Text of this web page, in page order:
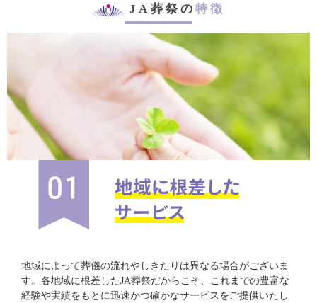
JA葬祭の特徴
地域によって葬儀の流れやしきたりは異なる場合がございま
す。各地域に根差したJA葬祭だからこそ、これまでの豊富な
経験や実績をもとに迅速かつ確かなサービスをご提供いたし